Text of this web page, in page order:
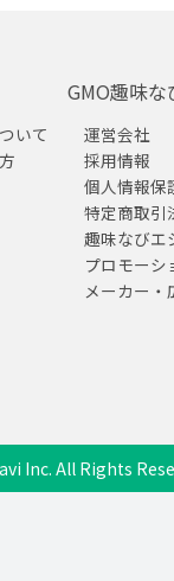
いて
GMO趣味
運営会社
採用情報
個人情報保
特定商取引
趣味なびエ
プロモーシ
メーカー
Inc. All Rights